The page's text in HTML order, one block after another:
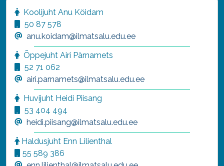
Koolijuht Anu Köidam
50 87 578
anu.koidam@ilmatsalu.edu.ee
Õppejuht Airi Pärnamets
52 71 062
airi.parnamets@ilmatsalu.edu.ee
Huvijuht Heidi Piisang
53 404 494
heidi.piisang@ilmatsalu.edu.ee
Haldusjuht Enn Lilienthal
55 589 386